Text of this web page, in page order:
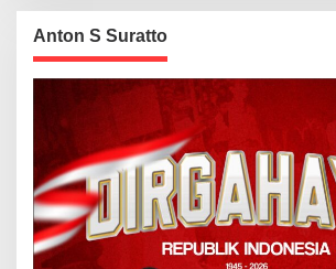
Anton S Suratto